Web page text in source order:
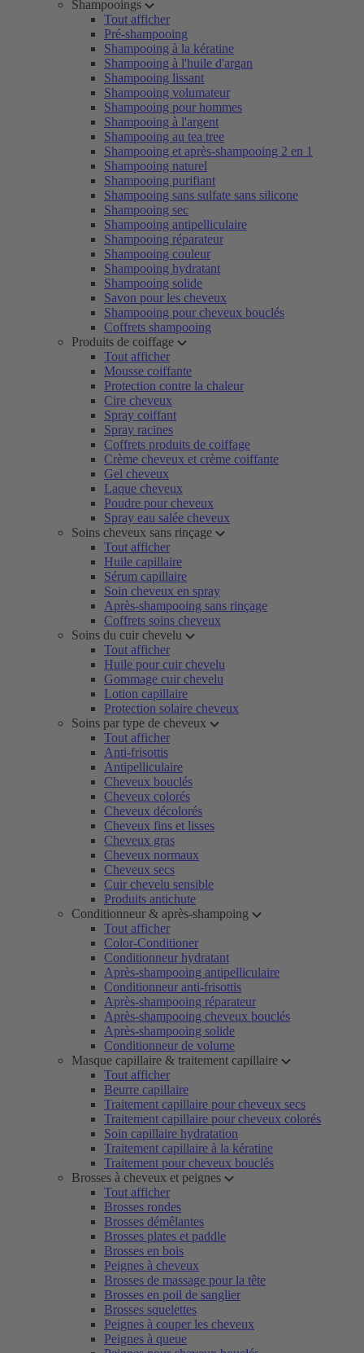
Shampooings
Tout afficher
Pré-shampooing
Shampooing à la kératine
Shampooing à l'huile d'argan
Shampooing lissant
Shampooing volumateur
Shampooing pour hommes
Shampooing à l'argent
Shampooing au tea tree
Shampooing et après-shampooing 2 en 1
Shampooing naturel
Shampooing purifiant
Shampooing sans sulfate sans silicone
Shampooing sec
Shampooing antipelliculaire
Shampooing réparateur
Shampooing couleur
Shampooing hydratant
Shampooing solide
Savon pour les cheveux
Shampooing pour cheveux bouclés
Coffrets shampooing
Produits de coiffage
Tout afficher
Mousse coiffante
Protection contre la chaleur
Cire cheveux
Spray coiffant
Spray racines
Coffrets produits de coiffage
Crème cheveux et crème coiffante
Gel cheveux
Laque cheveux
Poudre pour cheveux
Spray eau salée cheveux
Soins cheveux sans rinçage
Tout afficher
Huile capillaire
Sérum capillaire
Soin cheveux en spray
Après-shampooing sans rinçage
Coffrets soins cheveux
Soins du cuir chevelu
Tout afficher
Huile pour cuir chevelu
Gommage cuir chevelu
Lotion capillaire
Protection solaire cheveux
Soins par type de cheveux
Tout afficher
Anti-frisottis
Antipelliculaire
Cheveux bouclés
Cheveux colorés
Cheveux décolorés
Cheveux fins et lisses
Cheveux gras
Cheveux normaux
Cheveux secs
Cuir chevelu sensible
Produits antichute
Conditionneur & après-shampoing
Tout afficher
Color-Conditioner
Conditionneur hydratant
Après-shampooing antipelliculaire
Conditionneur anti-frisottis
Après-shampooing réparateur
Après-shampooing cheveux bouclés
Après-shampooing solide
Conditionneur de volume
Masque capillaire & traitement capillaire
Tout afficher
Beurre capillaire
Traitement capillaire pour cheveux secs
Traitement capillaire pour cheveux colorés
Soin capillaire hydratation
Traitement capillaire à la kératine
Traitement pour cheveux bouclés
Brosses à cheveux et peignes
Tout afficher
Brosses rondes
Brosses démêlantes
Brosses plates et paddle
Brosses en bois
Peignes à cheveux
Brosses de massage pour la tête
Brosses en poil de sanglier
Brosses squelettes
Peignes à couper les cheveux
Peignes à queue